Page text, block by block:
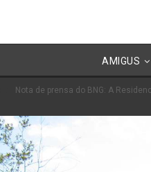
AMIGUS
Nota de prensa do BNG: A